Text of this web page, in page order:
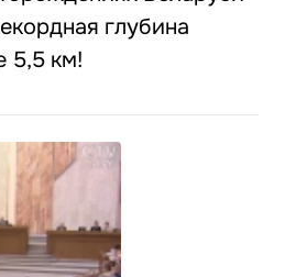
глубина
5,5 км!